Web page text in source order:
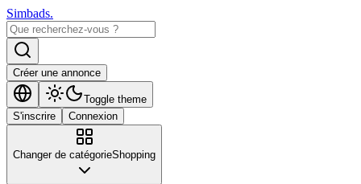
Simbads.
Créer une annonce
Toggle theme
S'inscrire
Connexion
Changer de catégorieShopping